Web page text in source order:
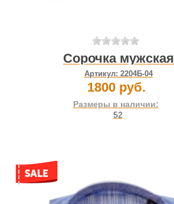
Сорочка мужская
Артикул: 2204Б-04
1800 руб.
Размеры в наличии:
52